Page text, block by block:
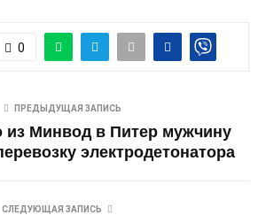
0
ПРЕДЫДУЩАЯ ЗАПИСЬ
из Минвод в Питер мужчину
электродетонатора
СЛЕДУЮЩАЯ ЗАПИСЬ